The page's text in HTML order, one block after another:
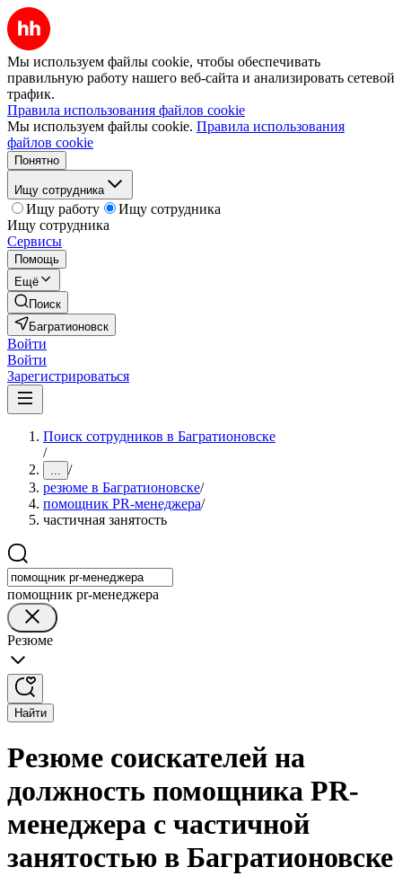
Мы используем файлы cookie, чтобы обеспечивать
правильную работу нашего веб-сайта и анализировать сетевой
трафик.
Правила использования файлов cookie
Мы используем файлы cookie. Правила использования
файлов cookie
Понятно
Ищу сотрудника
Ищу работу
Ищу сотрудника
Ищу сотрудника
Сервисы
Помощь
Ещё
Поиск
Багратионовск
Войти
Войти
Зарегистрироваться
Поиск сотрудников в Багратионовске
/
... /
резюме в Багратионовске/
помощник PR-менеджера/
частичная занятость
помощник pr-менеджера
Резюме
Найти
Резюме соискателей на
должность помощника PR-
менеджера с частичной
занятостью в Багратионовске